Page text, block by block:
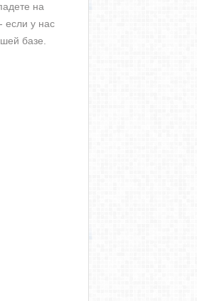
на
если у нас
базе.